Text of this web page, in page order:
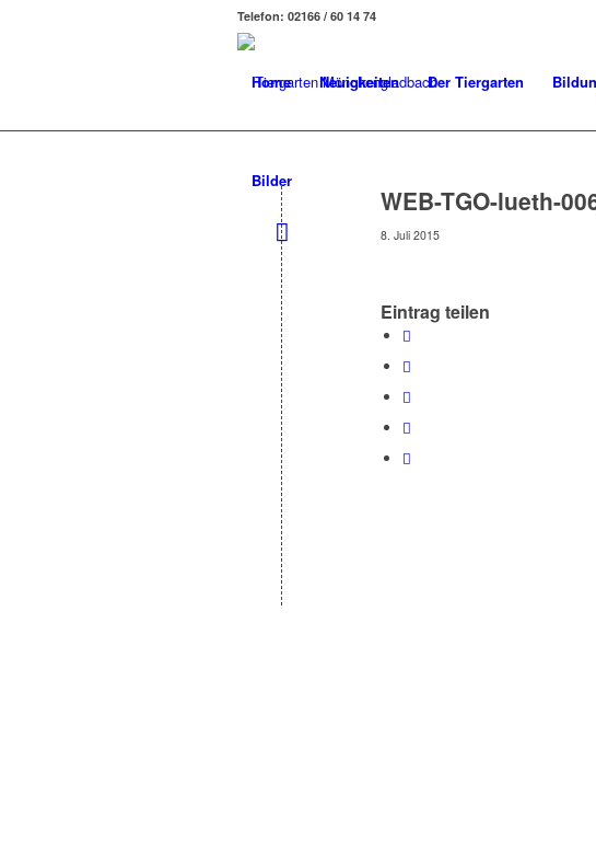
Telefon: 02166 / 60 14 74
Home Neuigkeiten Der Tiergarten
Bilder
WEB-TGO-lueth-
8. Juli 2015
Eintrag teilen